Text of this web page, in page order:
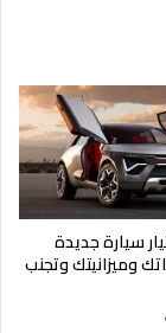
“هيديو
سيارة جديدة
وميزانيتك وتجنب